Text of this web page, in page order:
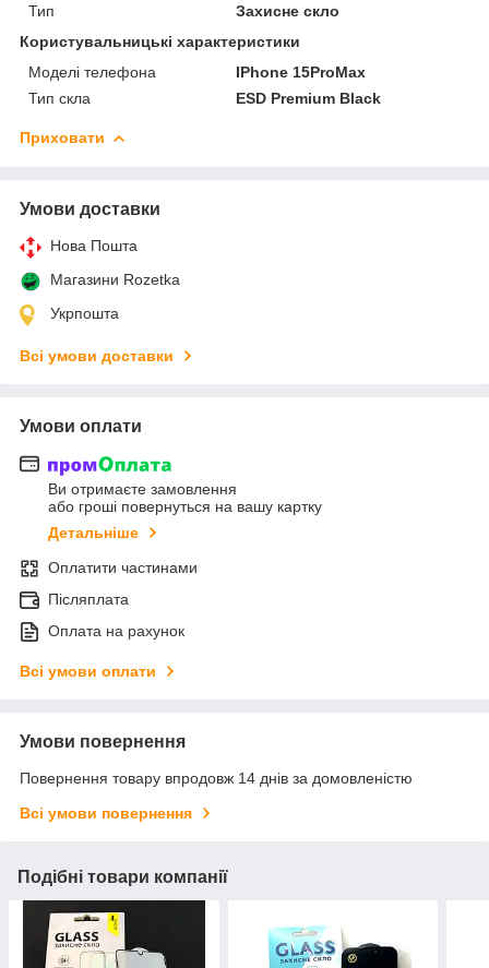
Тип
Захисне скло
Користувальницькі характеристики
Моделі телефона
IPhone 15ProMax
Тип скла
ESD Premium Black
Приховати
Умови доставки
Нова Пошта
Магазини Rozetka
Укрпошта
Всі умови доставки
Умови оплати
Ви отримаєте замовлення
або гроші повернуться на вашу картку
Детальніше
Оплатити частинами
Післяплата
Оплата на рахунок
Всі умови оплати
Умови повернення
Повернення товару впродовж 14 днів за домовленістю
Всі умови повернення
Подібні товари компанії